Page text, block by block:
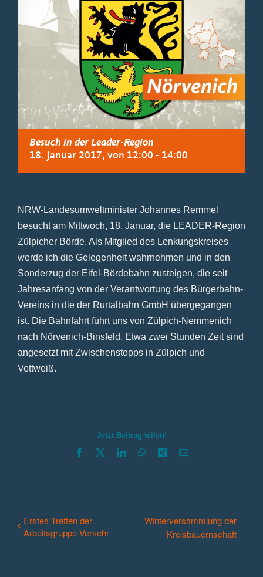
Besuch in der Leader-Region
18. Januar 2017, von 12:00 - 14:00
NRW-Landesumweltminister Johannes Remmel
besucht am Mittwoch, 18. Januar, die LEADER-Region
Zülpicher Börde. Als Mitglied des Lenkungskreises
werde ich die Gelegenheit wahrnehmen und in den
Sonderzug der Eifel-Bördebahn zusteigen, die seit
Jahresanfang von der Verantwortung des Bürgerbahn-
Vereins in die der Rurtalbahn GmbH übergegangen
ist. Die Bahnfahrt führt uns von Zülpich-Nemmenich
nach Nörvenich-Binsfeld. Etwa zwei Stunden Zeit sind
angesetzt mit Zwischenstopps in Zülpich und
Vettweiß.
Jetzt Beitrag teilen!
Facebook LinkedInWhatsApp
Xing E-
Erstes Treffen der
Arbeitsgruppe Verkehr
Winterversammlung der
Kreisbauernschaft